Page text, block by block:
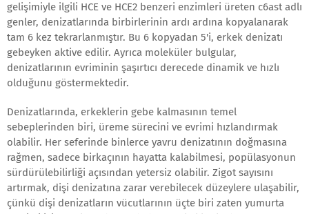
gelişimiyle ilgili HCE ve HCE2 benzeri enzimleri üreten c6ast adlı
genler, denizatlarında birbirlerinin ardı ardına kopyalanarak
tam 6 kez tekrarlanmıştır. Bu 6 kopyadan 5'i, erkek denizatı
gebeyken aktive edilir. Ayrıca moleküler bulgular,
denizatlarının evriminin şaşırtıcı derecede dinamik ve hızlı
olduğunu göstermektedir.
Denizatlarında, erkeklerin gebe kalmasının temel
sebeplerinden biri, üreme sürecini ve evrimi hızlandırmak
olabilir. Her seferinde binlerce yavru denizatının doğmasına
rağmen, sadece birkaçının hayatta kalabilmesi, popülasyonun
sürdürülebilirliği açısından yetersiz olabilir. Zigot sayısını
artırmak, dişi denizatına zarar verebilecek düzeylere ulaşabilir,
çünkü dişi denizatların vücutlarının üçte biri zaten yumurta